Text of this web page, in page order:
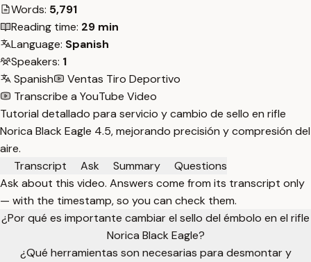
Words: 5,791
Reading time: 29 min
Language: Spanish
Speakers: 1
Spanish
Ventas Tiro Deportivo
Transcribe a YouTube Video
Tutorial detallado para servicio y cambio de sello en rifle
Norica Black Eagle 4.5, mejorando precisión y compresión del
aire.
Transcript
Ask Summary
Questions
Ask about this video. Answers come from its transcript only
— with the timestamp, so you can check them.
¿Por qué es importante cambiar el sello del émbolo en el rifle
Norica Black Eagle?
¿Qué herramientas son necesarias para desmontar y